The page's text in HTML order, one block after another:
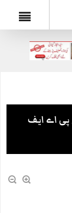
پی اے ایف